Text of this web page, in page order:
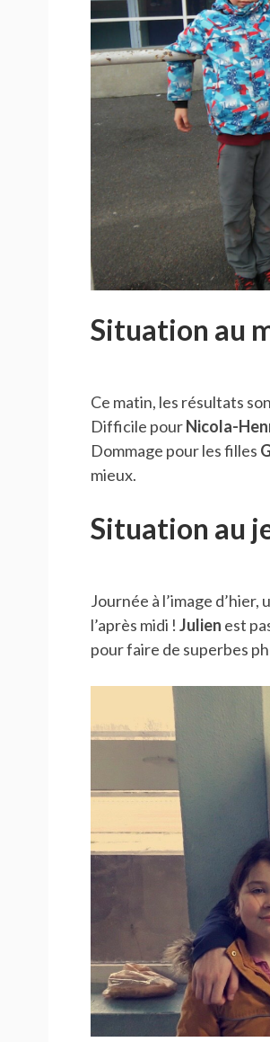
Situation au
Ce matin, les résultats
Difficile pourNicola-
Dommage pour les filles
mieux.
Situation au
Journée à l’image
l’après midi ! Julien est
pour faire de superbes